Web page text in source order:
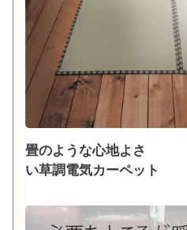
畳のような心地よさ
い草調電気カーペット